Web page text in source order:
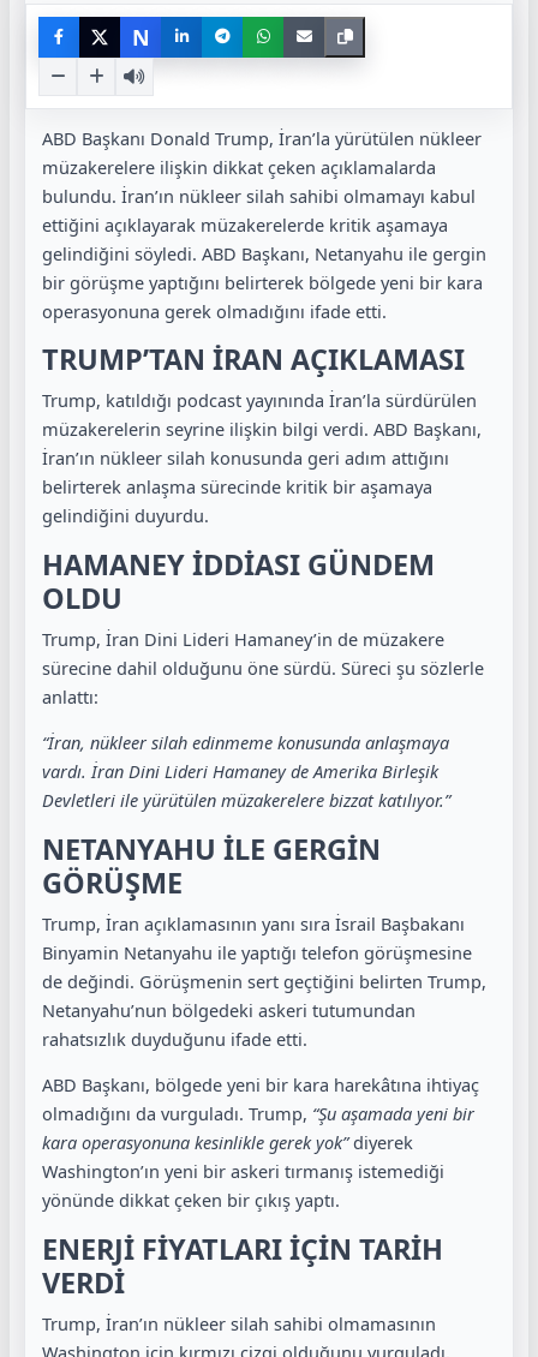
N
ABD Başkanı Donald Trump, İran’la yürütülen nükleer
müzakerelere ilişkin dikkat çeken açıklamalarda
bulundu. İran’ın nükleer silah sahibi olmamayı kabul
ettiğini açıklayarak müzakerelerde kritik aşamaya
gelindiğini söyledi. ABD Başkanı, Netanyahu ile gergin
bir görüşme yaptığını belirterek bölgede yeni bir kara
operasyonuna gerek olmadığını ifade etti.
TRUMP’TAN İRAN AÇIKLAMASI
Trump, katıldığı podcast yayınında İran’la sürdürülen
müzakerelerin seyrine ilişkin bilgi verdi. ABD Başkanı,
İran’ın nükleer silah konusunda geri adım attığını
belirterek anlaşma sürecinde kritik bir aşamaya
gelindiğini duyurdu.
HAMANEY İDDİASI GÜNDEM
OLDU
Trump, İran Dini Lideri Hamaney’in de müzakere
sürecine dahil olduğunu öne sürdü. Süreci şu sözlerle
anlattı:
“İran, nükleer silah edinmeme konusunda anlaşmaya
vardı. İran Dini Lideri Hamaney de Amerika Birleşik
Devletleri ile yürütülen müzakerelere bizzat katılıyor.”
NETANYAHU İLE GERGİN
GÖRÜŞME
Trump, İran açıklamasının yanı sıra İsrail Başbakanı
Binyamin Netanyahu ile yaptığı telefon görüşmesine
de değindi. Görüşmenin sert geçtiğini belirten Trump,
Netanyahu’nun bölgedeki askeri tutumundan
rahatsızlık duyduğunu ifade etti.
ABD Başkanı, bölgede yeni bir kara harekâtına ihtiyaç
olmadığını da vurguladı. Trump, “Şu aşamada yeni bir
kara operasyonuna kesinlikle gerek yok”diyerek
Washington’ın yeni bir askeri tırmanış istemediği
yönünde dikkat çeken bir çıkış yaptı.
ENERJİ FİYATLARI İÇİN TARİH
VERDİ
Trump, İran’ın nükleer silah sahibi olmamasının
Washington için kırmızı çizgi olduğunu vurguladı.